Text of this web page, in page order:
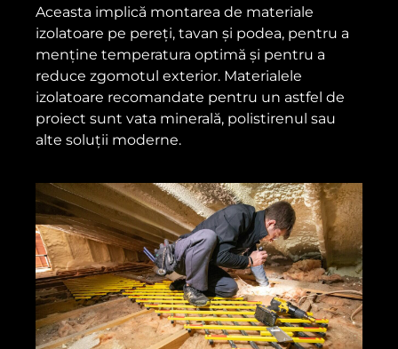
Aceasta implică montarea de materiale
izolatoare pe pereți, tavan și podea, pentru a
menține temperatura optimă și pentru a
reduce zgomotul exterior. Materialele
izolatoare recomandate pentru un astfel de
proiect sunt vata minerală, polistirenul sau
alte soluții moderne.